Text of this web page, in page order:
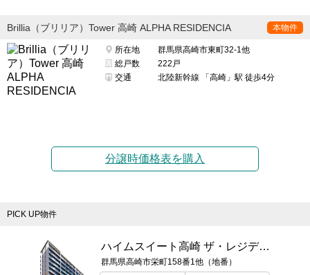
Brillia（ブリリア）Tower 高崎 ALPHA RESIDENCIA 本物件
所在地
群馬県高崎市東町32-1他
総戸数
222戸
交通
北陸新幹線 「高崎」駅 徒歩4分
分譲時価格表を購入
PICK UP物件
ハイムスイート高崎 ザ・レジデンス
群馬県高崎市栄町158番1他（地番）